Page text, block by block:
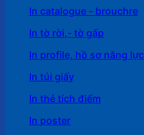
In catalogue - brouchre
In tờ rời,- tờ gấp
In profile, hồ sơ năng lực
In túi giấy
In thẻ tích điểm
In poster